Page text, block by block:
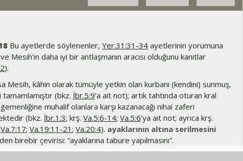
Bu ayetlerde söylenenler, Yer.31:31-34 ayetlerinin yorumuna
Mesih’in daha iyi bir antlaşmanın aracısı olduğunu kanıtlar
).
Mesih, kâhin olarak tümüyle yetkin olan kurbanı (kendini) sunmuş,
(bkz. İbr.5:9’a ait not); artık tahtında oturan kral
muhalif olanlara karşı kazanacağı nihai zaferi
(bkz. İbr.1:3; krş. Va.5:6-14; Va.5:6’ya ait not; ayrıca krş.
Va.7:17; Va.19:11-21 ; Va.20:4). ayaklarının altına serilmesini
birebir çevirisi: “ayaklarına tabure yapılmasını”.